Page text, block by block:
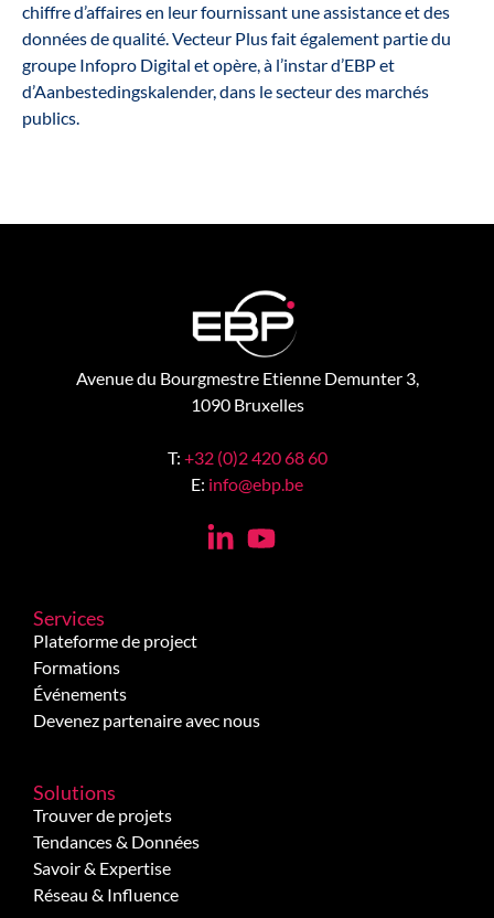
chiffre d’affaires en leur fournissant une assistance et des
données de qualité. Vecteur Plus fait également partie du
groupe Infopro Digital et opère, à l’instar d’EBP et
d’Aanbestedingskalender, dans le secteur des marchés
publics.
Avenue du Bourgmestre Etienne Demunter 3,
1090 Bruxelles
T: +32 (0)2 420 68 60
E: info@ebp.be
Services
Plateforme de project
Formations
Événements
Devenez partenaire avec nous
Solutions
Trouver de projets
Tendances & Données
Savoir & Expertise
Réseau & Influence